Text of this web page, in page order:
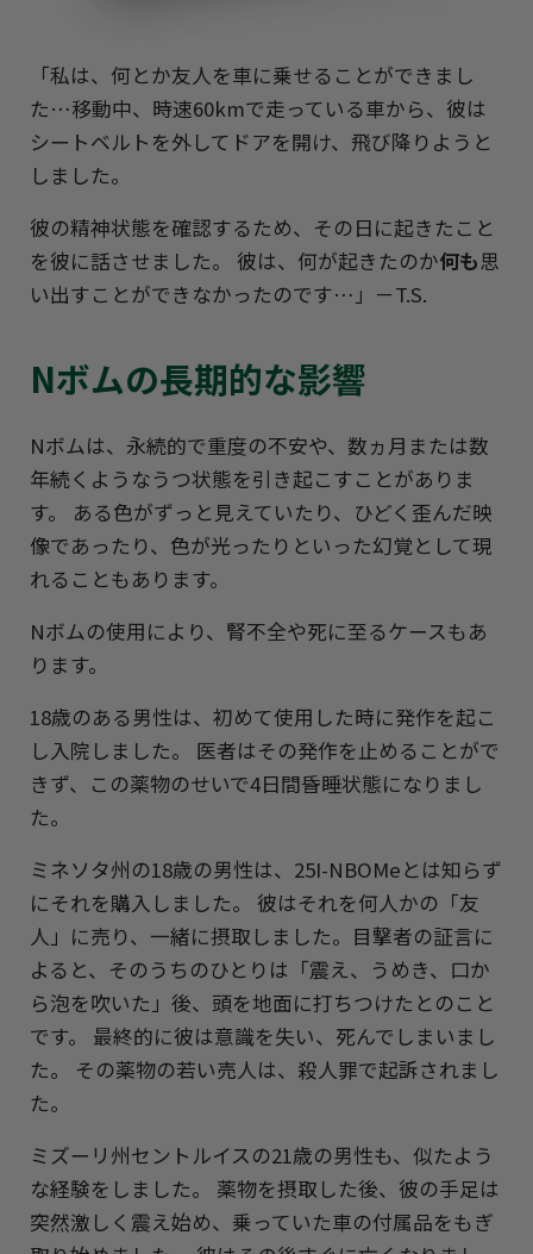
「私は、何とか友人を車に乗せることができまし
た…移動中、時速60kmで走っている車から、彼は
シートベルトを外してドアを開け、飛び降りようと
しました。
彼の精神状態を確認するため、その日に起きたこと
を彼に話させました。 彼は、何が起きたのか何も思
い出すことができなかったのです…」－T.S.
Nボムの長期的な影響
Nボムは、永続的で重度の不安や、数ヵ月または数
年続くようなうつ状態を引き起こすことがありま
す。 ある色がずっと見えていたり、ひどく歪んだ映
像であったり、色が光ったりといった幻覚として現
れることもあります。
Nボムの使用により、腎不全や死に至るケースもあ
ります。
18歳のある男性は、初めて使用した時に発作を起こ
し入院しました。 医者はその発作を止めることがで
きず、この薬物のせいで4日間昏睡状態になりまし
た。
ミネソタ州の18歳の男性は、25I-NBOMeとは知らず
にそれを購入しました。 彼はそれを何人かの「友
人」に売り、一緒に摂取しました。目撃者の証言に
よると、そのうちのひとりは「震え、うめき、口か
ら泡を吹いた」後、頭を地面に打ちつけたとのこと
です。 最終的に彼は意識を失い、死んでしまいまし
た。 その薬物の若い売人は、殺人罪で起訴されまし
た。
ミズーリ州セントルイスの21歳の男性も、似たよう
な経験をしました。 薬物を摂取した後、彼の手足は
突然激しく震え始め、乗っていた車の付属品をもぎ